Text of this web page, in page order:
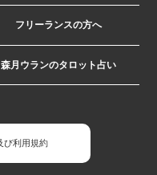
フリーランスの方へ
森月ウランのタロット占い
び利用規約